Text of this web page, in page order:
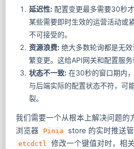
延迟性:配置变更最多需要30秒
某些需要即时生效的运营活动或
不可接受的。
资源浪费:绝大多数轮询都是无
繁变更。这给API网关和配置服务
状态不一致:在30秒的窗口期内
与后端实际的配置状态不符，可
裂。
我们需要一个从根本上解决问题的
浏览器
Pinia store 的实时推送
etcdctl
修改一个键值对时，相